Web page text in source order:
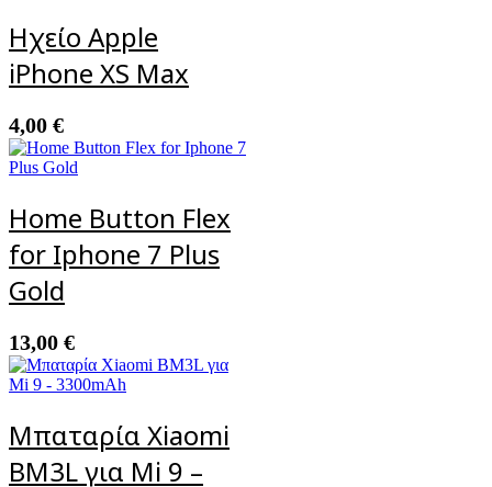
Ηχείο Apple
iPhone XS Max
4,00 €
Home Button Flex
for Iphone 7 Plus
Gold
13,00 €
Μπαταρία Xiaomi
BM3L για Mi 9 –